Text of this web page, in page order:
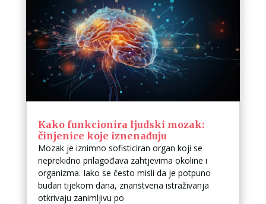
Kako funkcionira ljudski mozak:
činjenice koje iznenađuju
Mozak je iznimno sofisticiran organ koji se
neprekidno prilagođava zahtjevima okoline i
organizma. Iako se često misli da je potpuno
budan tijekom dana, znanstvena istraživanja
otkrivaju zanimljivu po